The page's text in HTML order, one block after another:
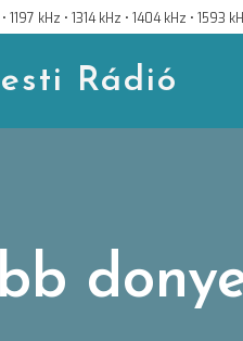
kHz • 1314 kHz • 1404 kHz • 1593
Rádió